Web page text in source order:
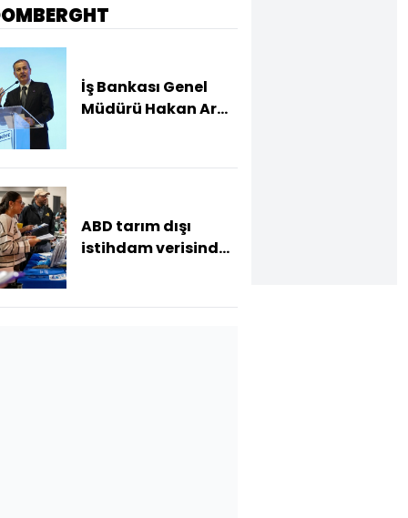
İş Bankası Genel
Müdürü Hakan Aran
ABD tarım dışı
istihdam verisinde